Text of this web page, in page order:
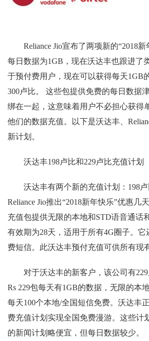
Reliance Jio宣布了两项新的“2018新
每日数据为1GB，现在沃达丰也跟进了
于预付费用户，现在可以获得每天1GB
300卢比。 这些包提供免费的每日数据
绑在一起，这意味着用户不必担心获得
他们的数据充值。以下是沃达丰、
新计划。
沃达丰198卢比和229卢比充值计划
沃达丰有两个新的充值计划：198
Reliance Jio推出“2018新年快乐”优惠几
充值包提供无限的本地和STD语音通话
有效期为28天，适用于所有4G圈子。它
费短信。此沃达丰预付充值可供所有现
对于沃达丰的新客户，该公司有229
Rs 229包每天有1GB的数据，无限的本
每天100个本地/全国短信免费。沃达丰
费充值计划实现全国免费漫游。这些计
的新闻计划略便宜，但每日数据较少。